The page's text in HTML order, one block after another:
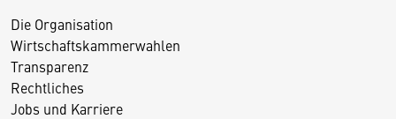
Die Organisation
Wirtschaftskammerwahlen
Transparenz
Rechtliches
Jobs und Karriere